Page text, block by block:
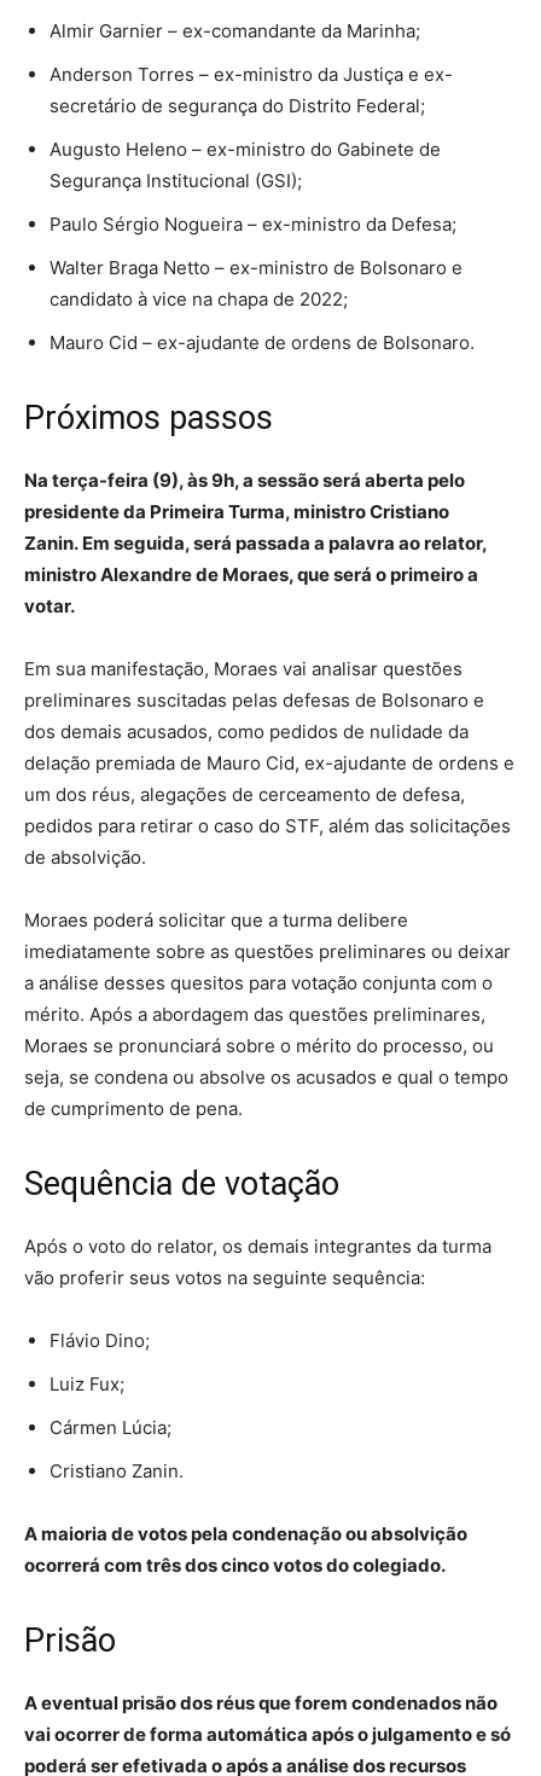
Almir Garnier – ex-comandante da Marinha;
Anderson Torres – ex-ministro da Justiça e ex-
secretário de segurança do Distrito Federal;
Augusto Heleno – ex-ministro do Gabinete de
Segurança Institucional (GSI);
Paulo Sérgio Nogueira – ex-ministro da Defesa;
Walter Braga Netto – ex-ministro de Bolsonaro e
candidato à vice na chapa de 2022;
Mauro Cid – ex-ajudante de ordens de Bolsonaro.
Próximos passos
Na terça-feira (9), às 9h, a sessão será aberta pelo
presidente da Primeira Turma, ministro Cristiano
Zanin. Em seguida, será passada a palavra ao relator,
ministro Alexandre de Moraes, que será o primeiro a
votar.
Em sua manifestação, Moraes vai analisar questões
preliminares suscitadas pelas defesas de Bolsonaro e
dos demais acusados, como pedidos de nulidade da
delação premiada de Mauro Cid, ex-ajudante de ordens e
um dos réus, alegações de cerceamento de defesa,
pedidos para retirar o caso do STF, além das solicitações
de absolvição.
Moraes poderá solicitar que a turma delibere
imediatamente sobre as questões preliminares ou deixar
a análise desses quesitos para votação conjunta com o
mérito. Após a abordagem das questões preliminares,
Moraes se pronunciará sobre o mérito do processo, ou
seja, se condena ou absolve os acusados e qual o tempo
de cumprimento de pena.
Sequência de votação
Após o voto do relator, os demais integrantes da turma
vão proferir seus votos na seguinte sequência:
Flávio Dino;
Luiz Fux;
Cármen Lúcia;
Cristiano Zanin.
A maioria de votos pela condenação ou absolvição
ocorrerá com três dos cinco votos do colegiado.
Prisão
A eventual prisão dos réus que forem condenados não
vai ocorrer de forma automática após o julgamento e só
poderá ser efetivada o após a análise dos recursos